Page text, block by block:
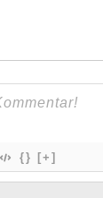
{} [+]